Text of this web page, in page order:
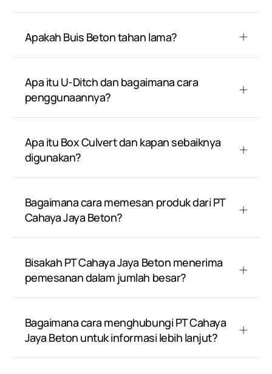
Apakah Buis Beton tahan lama?
Apa itu U-Ditch dan bagaimana cara
penggunaannya?
Apa itu Box Culvert dan kapan sebaiknya
digunakan?
Bagaimana cara memesan produk dari PT
Cahaya Jaya Beton?
Bisakah PT Cahaya Jaya Beton menerima
pemesanan dalam jumlah besar?
Bagaimana cara menghubungi PT Cahaya
Jaya Beton untuk informasi lebih lanjut?